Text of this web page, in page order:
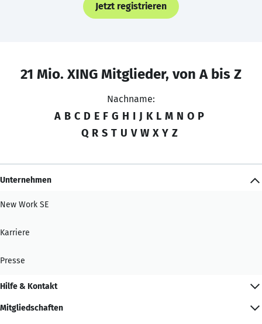
Jetzt registrieren
21 Mio. XING Mitglieder, von A bis Z
Nachname:
A B C D E F G H I J K L M N O P
Q R S T U V W X Y Z
Unternehmen
New Work SE
Karriere
Presse
Hilfe & Kontakt
Mitgliedschaften